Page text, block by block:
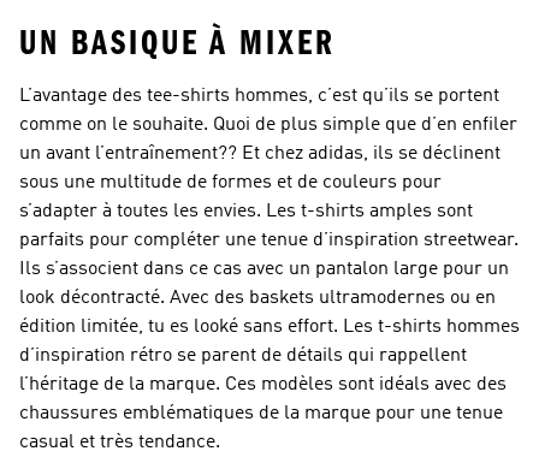
UN BASIQUE À MIXER
L’avantage des tee-shirts hommes, c’est qu’ils se portent
comme on le souhaite. Quoi de plus simple que d’en enfiler
un avant l’entraînement?? Et chez adidas, ils se déclinent
sous une multitude de formes et de couleurs pour
s’adapter à toutes les envies. Les t-shirts amples sont
parfaits pour compléter une tenue d’inspiration streetwear.
Ils s’associent dans ce cas avec un pantalon large pour un
look décontracté. Avec des baskets ultramodernes ou en
édition limitée, tu es looké sans effort. Les t-shirts hommes
d’inspiration rétro se parent de détails qui rappellent
l’héritage de la marque. Ces modèles sont idéals avec des
chaussures emblématiques de la marque pour une tenue
casual et très tendance.